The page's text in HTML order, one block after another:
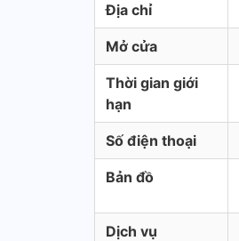
Địa chỉ
Mở cửa
Thời gian giới
hạn
Số điện thoại
Bản đồ
Dịch vụ